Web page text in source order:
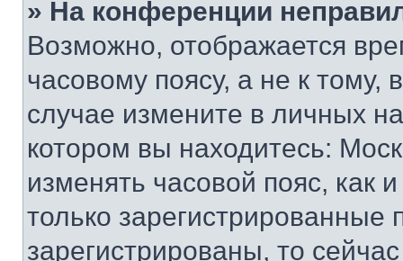
» На конференции
Возможно, отображается
часовому поясу, а не к тому,
случае измените в личных
котором вы находитесь:
изменять часовой пояс, как
только
зарегистрированы, то